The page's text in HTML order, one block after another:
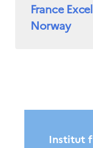
France
Norway
Institut